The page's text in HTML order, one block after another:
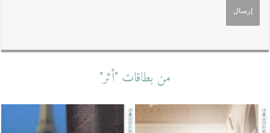
من بطاقات "أثر"